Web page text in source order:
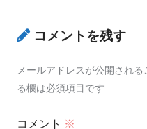
コメントを残す
メールアドレスが公開される
る欄は必須項目です
コメント ※